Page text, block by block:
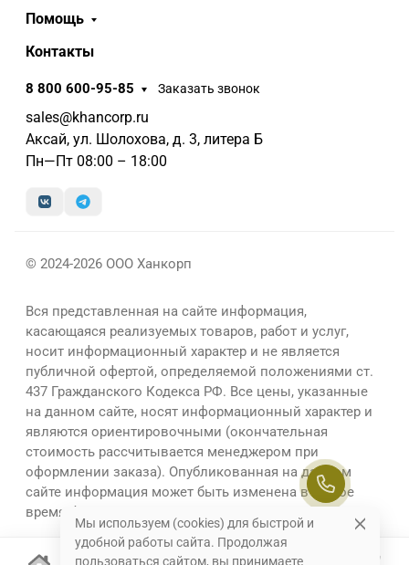
Помощь
Контакты
8 800 600-95-85 Заказать звонок
sales@khancorp.ru
Аксай, ул. Шолохова, д. 3, литера Б
Пн—Пт 08:00 – 18:00
© 2024-2026 ООО Ханкорп
Вся представленная на сайте информация,
касающаяся реализуемых товаров, работ и услуг,
носит информационный характер и не является
публичной офертой, определяемой положениями ст.
437 Гражданского Кодекса РФ. Все цены, указанные
на данном сайте, носят информационный характер и
являются ориентировочными (окончательная
стоимость рассчитывается менеджером при
оформлении заказа). Опубликованная на данном
сайте информация может быть изменена в любое
время без предварительного уведомления.
Мы используем (cookies) для быстрой и
удобной работы сайта. Продолжая
пользоваться сайтом, вы принимаете